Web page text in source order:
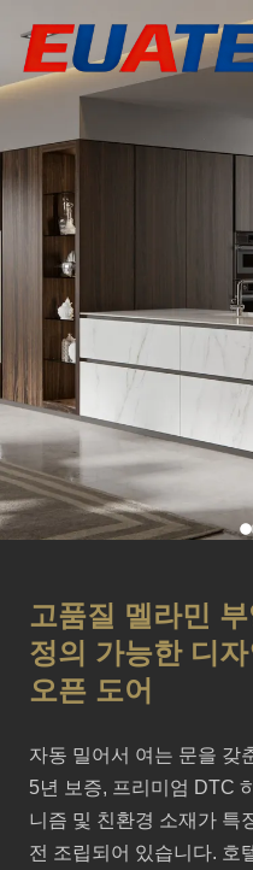
고품질 멜라민
정의 가능한 디
오픈 도어
자동 밀어서 여는 문을 갖
5년 보증, 프리미엄 DTC
니즘 및 친환경 소재가 특
전 조립되어 있습니다. 호